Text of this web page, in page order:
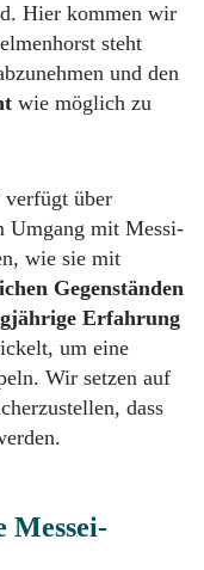
Hier kommen wir
steht
und den
wie möglich zu
verfügt über
Umgang mit Messi-
wie sie mit
Gegenständen
Erfahrung
um eine
Wir setzen auf
dass
Messei-